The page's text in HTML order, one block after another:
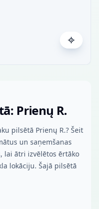
Prienų R.
pilsētā Prienų R.? Šeit
un saņemšanas
lai ātri izvēlētos ērtāko
lokāciju. Šajā pilsētā